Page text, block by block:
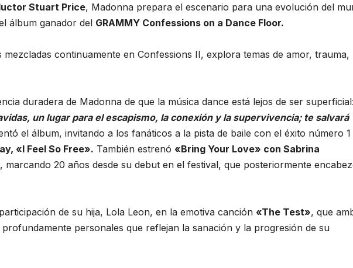
Stuart Price, Madonna prepara el escenario para una evolución del
álbum ganador del GRAMMY Confessions on a Dance Floor.
mezcladas continuamente en Confessions II, explora temas de amor, trauma,
duradera de Madonna de que la música dance está lejos de ser
un lugar para el escapismo, la conexión y la supervivencia; te salvará
el álbum, invitando a los fanáticos a la pista de baile con el éxito número 1
«I Feel So Free». También estrenó «Bring Your Love» con Sabrina
, marcando 20 años desde su debut en el festival, que posteriormente
de su hija, Lola Leon, en la emotiva canción «The Test», que
personales que reflejan la sanación y la progresión de su